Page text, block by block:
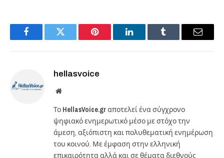
FacebookTwitter Pinterest LinkedInTumblr Email
hellasvoice
Website
Το HellasVoice.grαποτελεί ένα σύγχρονο
ψηφιακό ενημερωτικό μέσο με στόχο την
άμεση, αξιόπιστη και πολυθεματική ενημέρωση
του κοινού. Με έμφαση στην ελληνική
επικαιρότητα αλλά και σε θέματα διεθνούς